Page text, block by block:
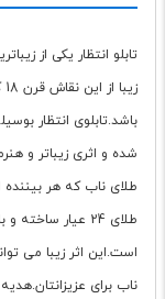
تابلو انتظار یکی از
شده و اثری زیباتر و
طلای ناب که هر بیننده
طلای 24 عیار
است.این اثر زیبا می
ناب برای